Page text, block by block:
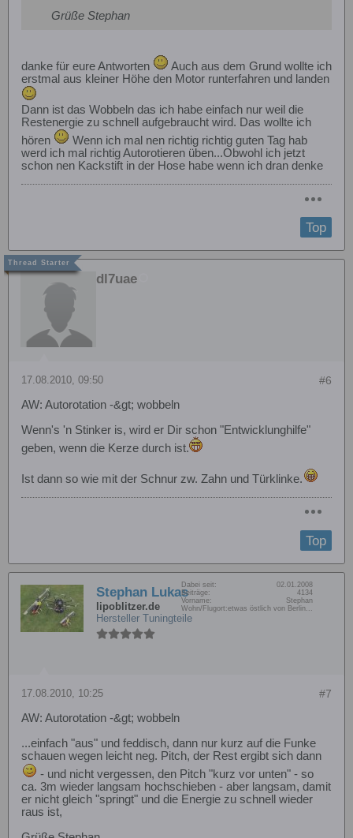
Grüße Stephan
danke für eure Antworten
Auch aus dem Grund wollte ich
erstmal aus kleiner Höhe den Motor runterfahren und landen
Dann ist das Wobbeln das ich habe einfach nur weil die
Restenergie zu schnell aufgebraucht wird. Das wollte ich
hören
Wenn ich mal nen richtig richtig guten Tag hab
werd ich mal richtig Autorotieren üben...Obwohl ich jetzt
schon nen Kackstift in der Hose habe wenn ich dran denke
Top
dl7uae
#6
17.08.2010, 09:50
AW: Autorotation -&gt; wobbeln
Wenn's 'n Stinker is, wird er Dir schon "Entwicklunghilfe"
geben, wenn die Kerze durch ist.
Ist dann so wie mit der Schnur zw. Zahn und Türklinke.
Top
Stephan Lukas
lipoblitzer.de
Hersteller Tuningteile
Dabei seit:
02.01.2008
Beiträge:
4134
Vorname:
Stephan
Wohn/Flugort:etwas östlich von Berlin...
#7
17.08.2010, 10:25
AW: Autorotation -&gt; wobbeln
...einfach "aus" und feddisch, dann nur kurz auf die Funke
schauen wegen leicht neg. Pitch, der Rest ergibt sich dann
- und nicht vergessen, den Pitch "kurz vor unten" - so
ca. 3m wieder langsam hochschieben - aber langsam, damit
er nicht gleich "springt" und die Energie zu schnell wieder
raus ist,